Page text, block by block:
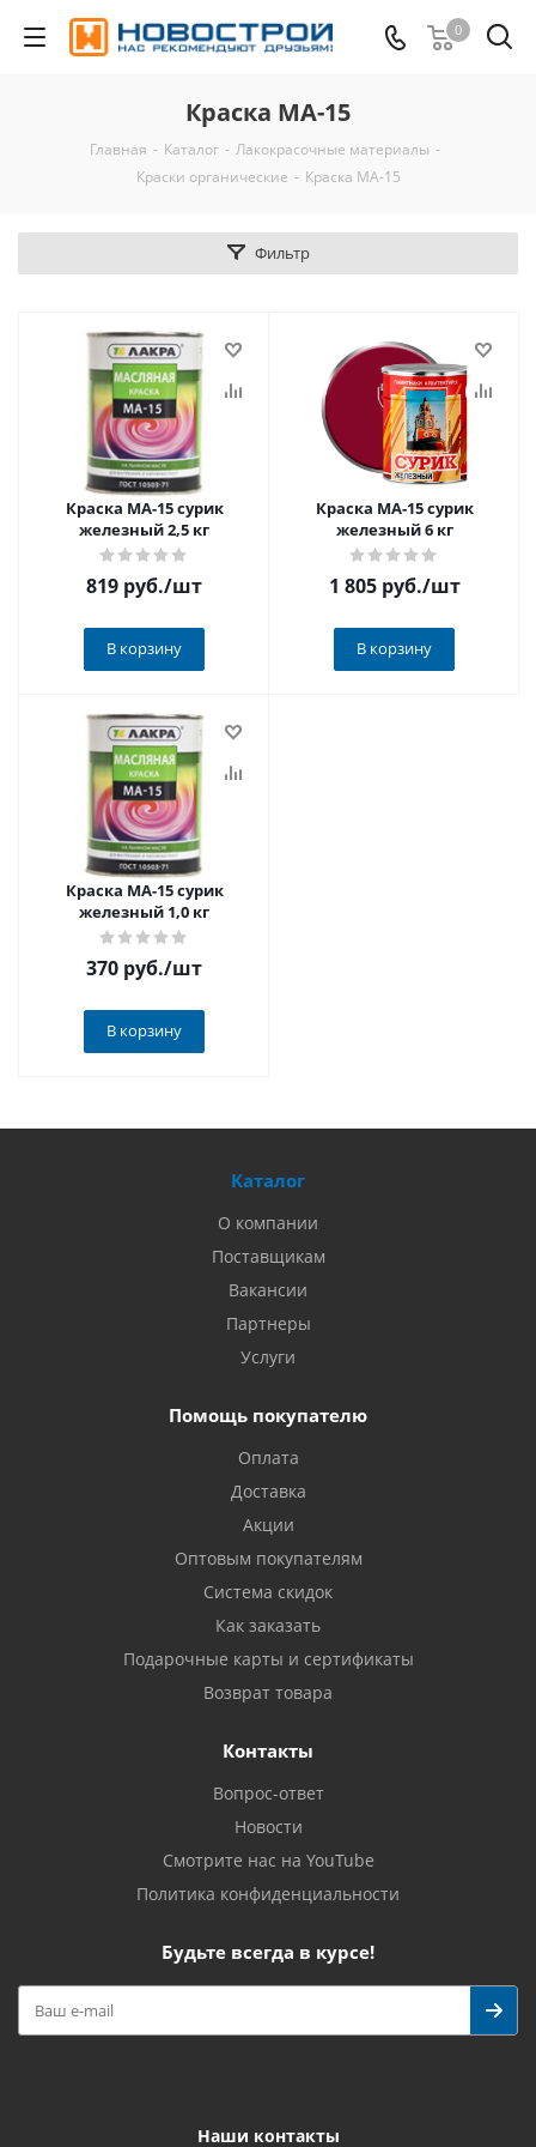
0
Краска МА-15
Главная - Каталог - Лакокрасочные материалы -
Краски органические - Краска МА-15
Фильтр
Краска МА-15 сурик
железный 2,5 кг
819 руб./шт
В корзину
Краска МА-15 сурик
железный 6 кг
1 805 руб./шт
В корзину
Краска МА-15 сурик
железный 1,0 кг
370 руб./шт
В корзину
Каталог
О компании
Поставщикам
Вакансии
Партнеры
Услуги
Помощь покупателю
Оплата
Доставка
Акции
Оптовым покупателям
Система скидок
Как заказать
Подарочные карты и сертификаты
Возврат товара
Контакты
Вопрос-ответ
Новости
Смотрите нас на YouTube
Политика конфиденциальности
Будьте всегда в курсе!
Наши контакты